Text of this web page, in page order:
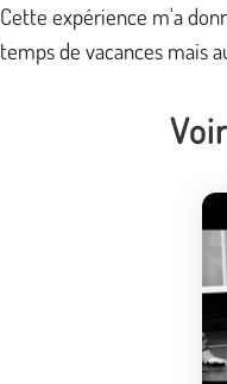
Cette expérience m'a
temps de vacances mais